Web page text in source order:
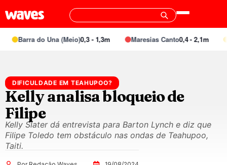
Barra do Una (Meio)0,3 - 1,3m Maresias Canto0,4 - 2,1m
DIFICULDADE EM TEAHUPOO?
Kelly analisa bloqueio de
Filipe
Kelly Slater dá entrevista para Barton Lynch e diz que
Filipe Toledo tem obstáculo nas ondas de Teahupoo,
Taiti.